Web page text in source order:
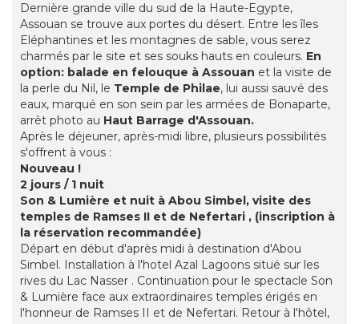
Dernière grande ville du sud de la Haute-Egypte,
Assouan se trouve aux portes du désert. Entre les îles
Eléphantines et les montagnes de sable, vous serez
charmés par le site et ses souks hauts en couleurs. En
option: balade en felouque à Assouan et la visite de
la perle du Nil, le Temple de Philae, lui aussi sauvé des
eaux, marqué en son sein par les armées de Bonaparte,
arrêt photo au Haut Barrage d'Assouan.
Après le déjeuner, après-midi libre, plusieurs possibilités
s'offrent à vous :
Nouveau !
2 jours / 1 nuit
Son & Lumière et nuit à Abou Simbel, visite des
temples de Ramses II et de Nefertari , (inscription à
la réservation recommandée)
Départ en début d'après midi à destination d'Abou
Simbel. Installation à l'hotel Azal Lagoons situé sur les
rives du Lac Nasser . Continuation pour le spectacle Son
& Lumière face aux extraordinaires temples érigés en
l'honneur de Ramses II et de Nefertari. Retour à l'hôtel,